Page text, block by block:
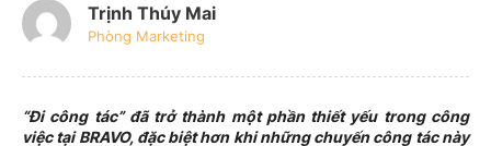
Trịnh Thúy Mai
Phòng Marketing
“Đi công tác” đã trở thành một phần thiết yếu trong công
việc tại BRAVO, đặc biệt hơn khi những chuyến công tác này